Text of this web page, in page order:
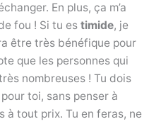
En plus, ça m’a
fou ! Si tu estimide, je
être très bénéfique pour
que les personnes qui
nombreuses ! Tu dois
toi, sans penser à
à tout prix. Tu en feras, ne